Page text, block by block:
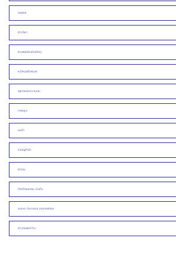
สรรเสพ
ข่าวกีฬา
ข่าวประชาสัมพันธ์/งาน
หน้าหนังสือพิมพ์
สุขภาพและความงาม
ภาพพูด
คมคำ
สามัญสำนึก
ข่าวคน
ศิลปวัฒนธรรม บันเทิง
สนทนา สัมภาษณ์ รายงานพิเศษ
ข่าวเด่นประจำวัน